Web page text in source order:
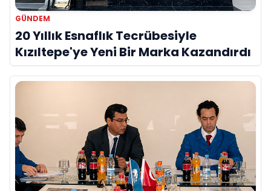
GÜNDEM
20 Yıllık Esnaflık Tecrübesiyle
Kızıltepe'ye Yeni Bir Marka Kazandırdı